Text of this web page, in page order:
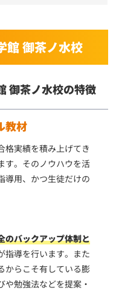
館 御茶ノ水校
御茶ノ水校の特徴
教材
格実績を積み上げてき
す。そのノウハウを活
導用、かつ生徒だけの
のバックアップ体制と
指導を行います。また
からこそ有している膨
勉強法などを提案・